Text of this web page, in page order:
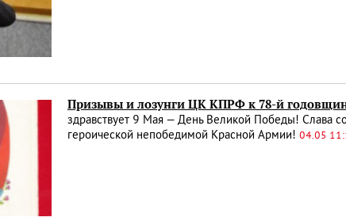
Призывы и лозунги ЦК КПРФ к 78-й
здравствует 9 Мая — День Великой Победы! Слава
героической непобедимой Красной Армии! 04.05